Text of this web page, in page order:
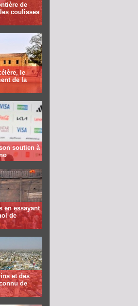
de
coulisses
le
de la
soutien à
en essayant
de
et des
de